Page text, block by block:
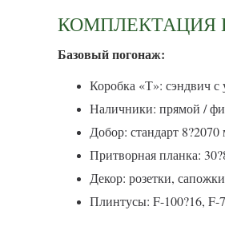
КОМПЛЕКТАЦИЯ
Базовый погонаж:
Коробка «Т»: сэндвич
Наличники: прямой /
Добор: стандарт
Притворная планка:
Декор: розетки,
Плинтусы: F-100?16, F-